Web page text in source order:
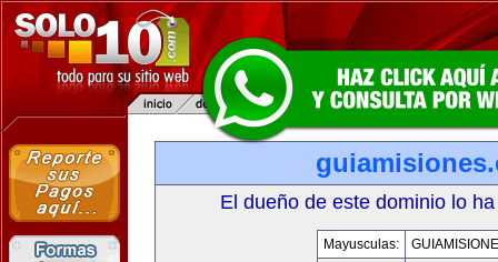
El dueño de este dominio lo
Mayusculas: